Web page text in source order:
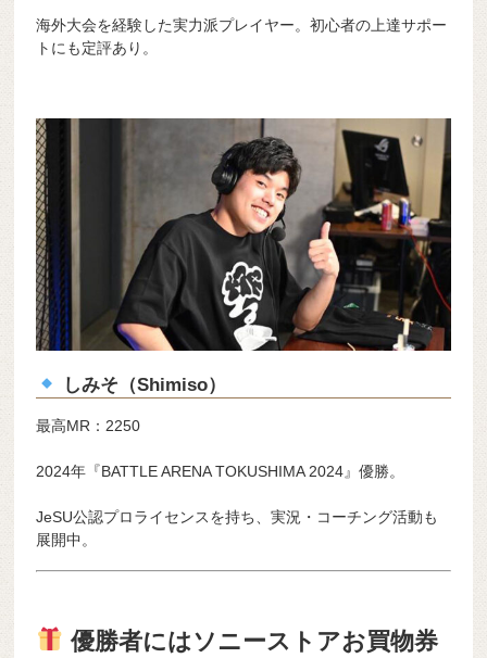
海外大会を経験した実力派プレイヤー。初心者の上達サポー
トにも定評あり。
しみそ（Shimiso）
最高MR：2250
2024年『BATTLE ARENA TOKUSHIMA 2024』優勝。
JeSU公認プロライセンスを持ち、実況・コーチング活動も
展開中。
優勝者にはソニーストアお買物券